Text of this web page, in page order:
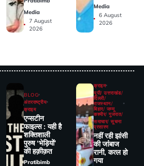
Media
7 August
2026
Media
6 August
2026
BLOG
अंतरराष्ट्रीय
क्राइम
एप्सटीन
फाइल्स : यही है
शक्तिशाली
पुरुष ‘भेड़ियों’
की हक़ीक़त
Pratibimb
क्राइम
यूपी/ उत्तराखंड/
दिल्ली/
राजस्थान/
बिहार/ जम्मू
कश्मीर/ गुजरात/
समाचार/ सूचना
प्रसारण
नहीं रही झांसी
की जांंबाज
रानी, कत्‍ल हो
गया